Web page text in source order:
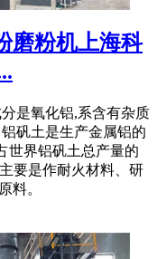
磨粉机上海科
是氧化铝,系含有杂质
矾土是生产金属铝的
世界铝矾土总产量的
要是作耐火材料、研
料。